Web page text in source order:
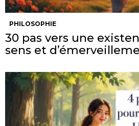
PHILOSOPHIE
30 pas vers une
sens et